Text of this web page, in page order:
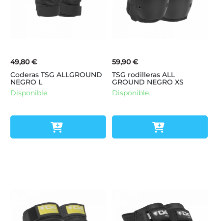
49,80 €
Coderas TSG ALLGROUND
NEGRO L
Disponible.
59,90 €
TSG rodilleras ALL
GROUND NEGRO XS
Disponible.